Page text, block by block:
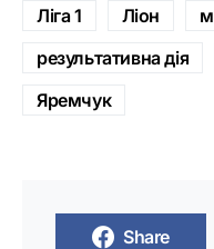
Ліга 1 Ліон
результативна дія
Яремчук
Share